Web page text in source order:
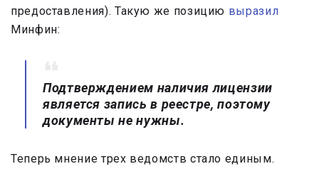
предоставления). Такую же позицию выразил
Минфин:
Подтверждением наличия лицензии
является запись в реестре, поэтому
документы не нужны.
Теперь мнение трех ведомств стало единым.